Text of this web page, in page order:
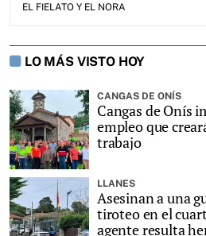
EL FIELATO Y EL NORA
LO MÁS VISTO HOY
CANGAS DE ONÍS
Cangas de Onís
empleo que
trabajo
LLANES
Asesinan a una
tiroteo en el
agente resulta